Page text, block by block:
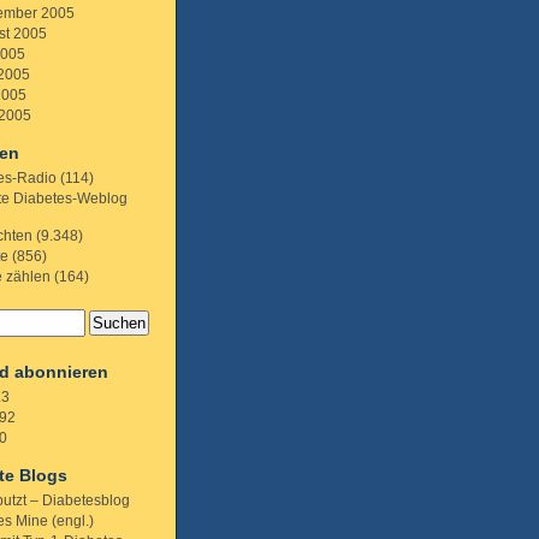
2005
2005
Radio (114)
Diabetes-Weblog
(9.348)
(856)
zählen (164)
abonnieren
Blogs
– Diabetesblog
Mine (engl.)